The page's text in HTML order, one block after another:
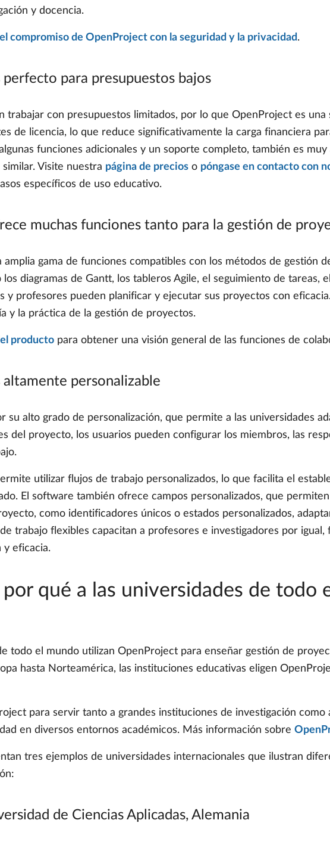
y docencia.
el compromiso de OpenProject con la seguridad y la privacidad.
para presupuestos bajos
trabajar con presupuestos limitados, por lo que OpenProject es
de licencia, lo que reduce significativamente la carga financiera
funciones adicionales y un soporte completo, también es
Visite nuestra página de precios o póngase en contacto con
específicos de uso educativo.
muchas funciones tanto para la gestión de
gama de funciones compatibles con los métodos de gestión
diagramas de Gantt, los tableros Agile, el seguimiento de tareas,
y profesores pueden planificar y ejecutar sus proyectos con
y la práctica de la gestión de proyectos.
producto para obtener una visión general de las funciones de
personalizable
su alto grado de personalización, que permite a las universidades
del proyecto, los usuarios pueden configurar los miembros, las
utilizar flujos de trabajo personalizados, lo que facilita el
El software también ofrece campos personalizados, que
como identificadores únicos o estados personalizados,
trabajo flexibles capacitan a profesores e investigadores por
y eficacia.
qué a las universidades de todo
todo el mundo utilizan OpenProject para enseñar gestión de
hasta Norteamérica, las instituciones educativas eligen
para servir tanto a grandes instituciones de investigación
en diversos entornos académicos. Más información sobre
tres ejemplos de universidades internacionales que ilustran
de Ciencias Aplicadas, Alemania